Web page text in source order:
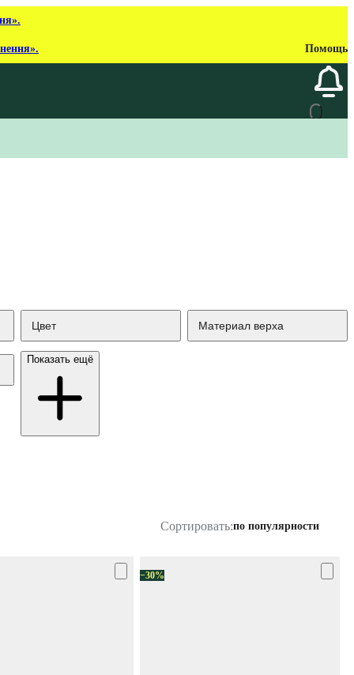
Помощь
Цвет Материал верха
Показать ещё
Сортировать:по популярности
−30%